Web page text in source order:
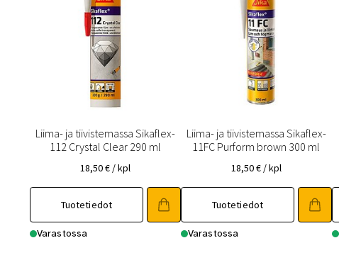
Liima- ja tiivistemassa Sikaflex-
112 Crystal Clear 290 ml
18,50€ / kpl
Tuotetiedot
Varastossa
Liima- ja tiivistemassa Sikaflex-
11FC Purform brown 300 ml
18,50€ / kpl
Tuotetiedot
Varastossa